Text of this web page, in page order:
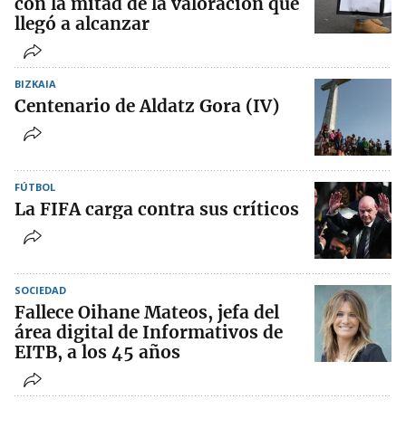
llegó a alcanzar
BIZKAIA
Centenario de Aldatz Gora (IV)
FÚTBOL
La FIFA carga contra sus críticos
SOCIEDAD
Fallece Oihane Mateos, jefa del
área digital de Informativos de
EITB, a los 45 años